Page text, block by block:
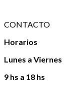
CONTACTO
Horarios
Lunes a Viernes
9 hs a 18 hs